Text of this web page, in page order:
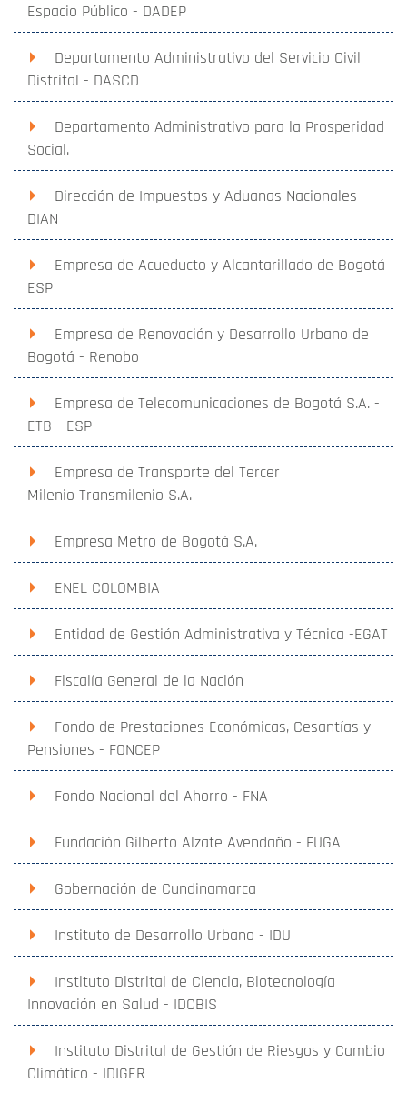
Espacio Público - DADEP
Departamento Administrativo del Servicio Civil
Distrital - DASCD
Departamento Administrativo para la Prosperidad
Social.
Dirección de Impuestos y Aduanas Nacionales -
DIAN
Empresa de Acueducto y Alcantarillado de Bogotá
ESP
Empresa de Renovación y Desarrollo Urbano de
Bogotá - Renobo
Empresa de Telecomunicaciones de Bogotá S.A. -
ETB - ESP
Empresa de Transporte del Tercer
Milenio Transmilenio S.A.
Empresa Metro de Bogotá S.A.
ENEL COLOMBIA
Entidad de Gestión Administrativa y Técnica -EGAT
Fiscalía General de la Nación
Fondo de Prestaciones Económicas, Cesantías y
Pensiones - FONCEP
Fondo Nacional del Ahorro - FNA
Fundación Gilberto Alzate Avendaño - FUGA
Gobernación de Cundinamarca
Instituto de Desarrollo Urbano - IDU
Instituto Distrital de Ciencia, Biotecnología
Innovación en Salud - IDCBIS
Instituto Distrital de Gestión de Riesgos y Cambio
Climático - IDIGER